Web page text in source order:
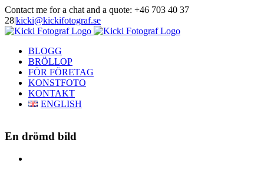
Skip
to
content
Contact me for a chat and a quote: +46 703 40 37
28|kicki@kickifotograf.se
Instagram
Facebook
BLOGG
BRÖLLOP
FÖR FÖRETAG
KONSTFOTO
KONTAKT
ENGLISH
En drömd bild